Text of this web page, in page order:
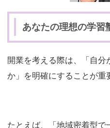
あなたの理想の学習
開業を考える際は、「自
か」を明確にすることが重
たとえば、「地域密着型で